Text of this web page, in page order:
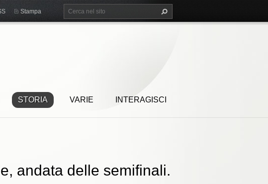
STORIA VARIE INTERAGISCI
Stampa
andata delle semifinali.